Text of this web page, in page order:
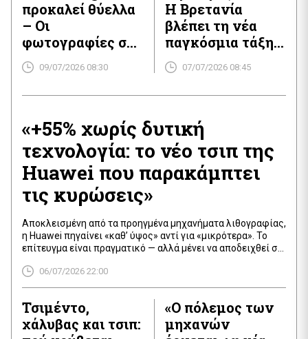
προκαλεί θύελλα
– Οι
φωτογραφίες σας
γίνονται
εργαλείο AI
χωρίς
09/07/2026 08:30
Η Βρετανία
βλέπει τη νέα
παγκόσμια τάξη
πριν από όλους
07/07/2026 08:45
«+55% χωρίς δυτική
τεχνολογία: το νέο τσιπ της
Huawei που παρακάμπτει
τις κυρώσεις»
Αποκλεισμένη από τα προηγμένα μηχανήματα λιθογραφίας,
η Huawei πηγαίνει «καθ’ ύψος» αντί για «μικρότερα». Το
επίτευγμα είναι πραγματικό — αλλά μένει να αποδειχθεί σε
06/07/2026 22:00
Τσιμέντο,
χάλυβας και τσιπ:
«Ο πόλεμος των
μηχανών